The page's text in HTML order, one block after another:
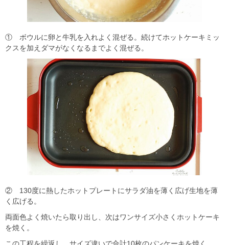
① ボウルに卵と牛乳を入れよく混ぜる。続けてホットケーキミッ
クスを加えダマがなくなるまでよく混ぜる。
② 130度に熱したホットプレートにサラダ油を薄く広げ生地を薄
く広げる。
両面色よく焼いたら取り出し、次はワンサイズ小さくホットケーキ
を焼く。
この工程を繰返し、サイズ違いで合計10枚のパンケーキを焼く。